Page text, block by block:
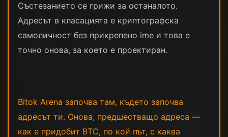
Състезанието се грижи за останалото.
Адресът в класацията е криптографска
самоличност без прикрепено ime и това е
точно онова, за което е проектиран.
Bitok Arena започва там, където започва
адресът ти. Онова, предшестващо адреса —
как е придобит BTC, по кой път, с каква